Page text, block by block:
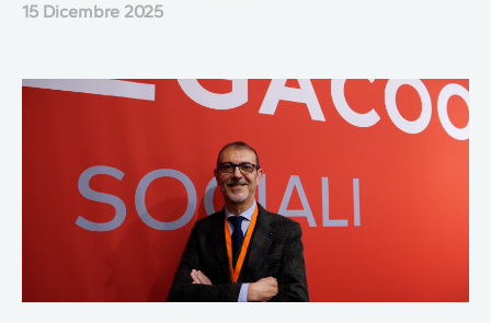
15 Dicembre 2025